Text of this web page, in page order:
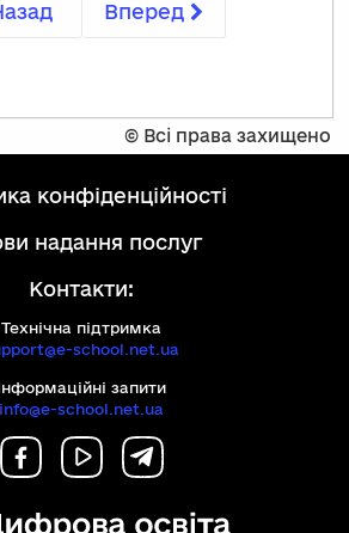
Вперед
© Всі права захищено
конфіденційності
надання послуг
Контакти:
Технічна підтримка
school.net.ua
запити
info@e-school.net.ua